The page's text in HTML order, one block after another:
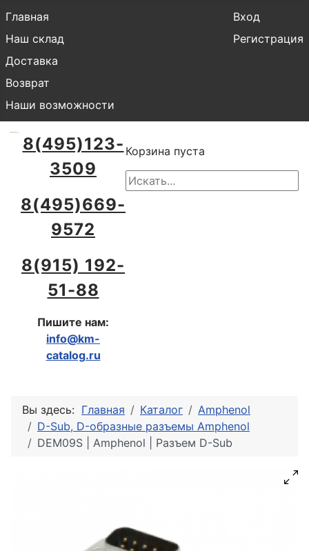
Главная
Наш склад
Доставка
Возврат
Наши возможности
Вход
Регистрация
8(495)123-
3509
8(495)669-
9572
8(915) 192-
51-88
Пишите нам:
info@km-
catalog.ru
Корзина пуста
Вы здесь: Главная Каталог
Amphenol
D-Sub, D-образные разъемы Amphenol
DEM09S | Amphenol | Разъем D-Sub